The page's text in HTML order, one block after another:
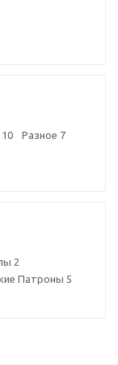
10 Разное 7
2
Патроны 5